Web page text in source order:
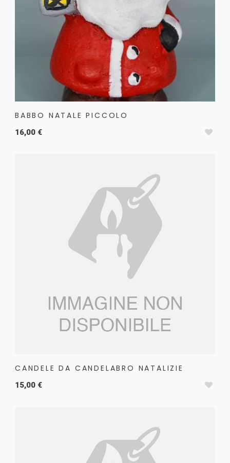
BABBO NATALE PICCOLO
16,00 €
CANDELE DA CANDELABRO NATALIZIE
15,00 €